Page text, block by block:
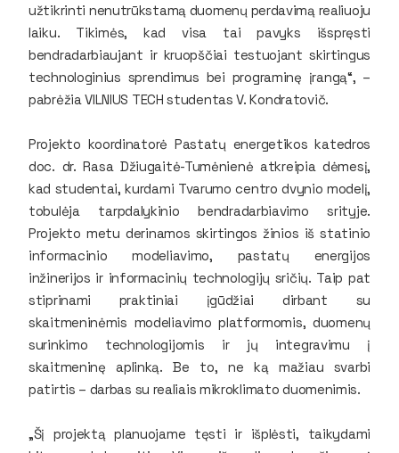
užtikrinti nenutrūkstamą duomenų perdavimą realiuoju
laiku. Tikimės, kad visa tai pavyks išspręsti
bendradarbiaujant ir kruopščiai testuojant skirtingus
technologinius sprendimus bei programinę įrangą“, –
pabrėžia VILNIUS TECH studentas V. Kondratovič.
Projekto koordinatorė Pastatų energetikos katedros
doc. dr. Rasa Džiugaitė-Tumėnienė atkreipia dėmesį,
kad studentai, kurdami Tvarumo centro dvynio modelį,
tobulėja tarpdalykinio bendradarbiavimo srityje.
Projekto metu derinamos skirtingos žinios iš statinio
informacinio modeliavimo, pastatų energijos
inžinerijos ir informacinių technologijų sričių. Taip pat
stiprinami praktiniai įgūdžiai dirbant su
skaitmeninėmis modeliavimo platformomis, duomenų
surinkimo technologijomis ir jų integravimu į
skaitmeninę aplinką. Be to, ne ką mažiau svarbi
patirtis – darbas su realiais mikroklimato duomenimis.
„Šį projektą planuojame tęsti ir išplėsti, taikydami